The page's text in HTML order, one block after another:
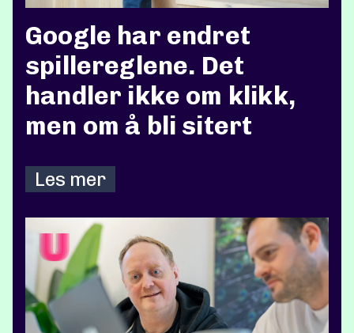
Google har endret
spillereglene. Det
handler ikke om klikk,
men om å bli sitert
Les mer